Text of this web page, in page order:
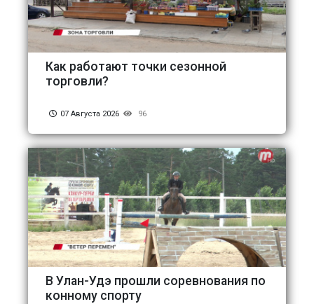
Как работают точки сезонной
торговли?
07 Августа 2026 96
В Улан-Удэ прошли соревнования по
конному спорту